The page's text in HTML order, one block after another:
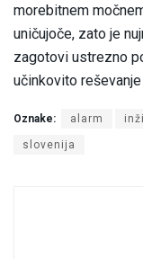
morebitnem
uničujoče, zato je
zagotovi ustrezno
učinkovito
Oznake: alarm
slovenija